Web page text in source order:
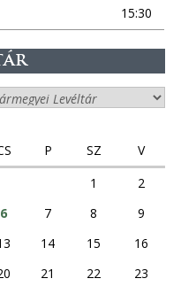
15:30
P SZ
V
1
2
6 7 8
9
14 15
16
21 22
23